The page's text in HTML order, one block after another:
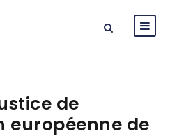
de
européenne de